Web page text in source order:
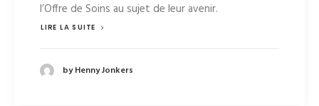
l’Offre de Soins au sujet de leur avenir.
LIRE LA SUITE
by Henny Jonkers